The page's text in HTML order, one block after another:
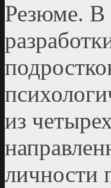
Резюме. В
из
личности